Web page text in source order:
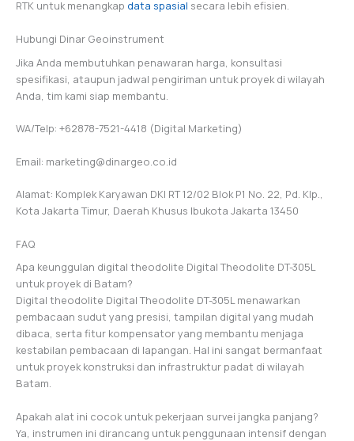
RTK untuk menangkap data spasial secara lebih efisien.
Hubungi Dinar Geoinstrument
Jika Anda membutuhkan penawaran harga, konsultasi
spesifikasi, ataupun jadwal pengiriman untuk proyek di wilayah
Anda, tim kami siap membantu.
WA/Telp: +62878-7521-4418 (Digital Marketing)
Email: marketing@dinargeo.co.id
Alamat: Komplek Karyawan DKI RT 12/02 Blok P1 No. 22, Pd. Klp.,
Kota Jakarta Timur, Daerah Khusus Ibukota Jakarta 13450
FAQ
Apa keunggulan digital theodolite Digital Theodolite DT-305L
untuk proyek di Batam?
Digital theodolite Digital Theodolite DT-305L menawarkan
pembacaan sudut yang presisi, tampilan digital yang mudah
dibaca, serta fitur kompensator yang membantu menjaga
kestabilan pembacaan di lapangan. Hal ini sangat bermanfaat
untuk proyek konstruksi dan infrastruktur padat di wilayah
Batam.
Apakah alat ini cocok untuk pekerjaan survei jangka panjang?
Ya, instrumen ini dirancang untuk penggunaan intensif dengan